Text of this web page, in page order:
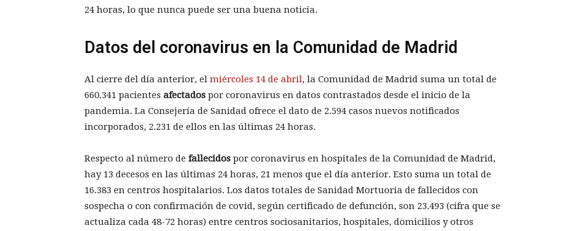
24 horas, lo que nunca puede ser una buena noticia.
Datos del coronavirus en la Comunidad de Madrid
Al cierre del día anterior, el miércoles 14 de abril, la Comunidad de Madrid suma un total de
660.341 pacientes afectados por coronavirus en datos contrastados desde el inicio de la
pandemia. La Consejería de Sanidad ofrece el dato de 2.594 casos nuevos notificados
incorporados, 2.231 de ellos en las últimas 24 horas.
Respecto al número de fallecidos por coronavirus en hospitales de la Comunidad de Madrid,
hay 13 decesos en las últimas 24 horas, 21 menos que el día anterior. Esto suma un total de
16.383 en centros hospitalarios. Los datos totales de Sanidad Mortuoria de fallecidos con
sospecha o con confirmación de covid, según certificado de defunción, son 23.493 (cifra que se
actualiza cada 48-72 horas) entre centros sociosanitarios, hospitales, domicilios y otros